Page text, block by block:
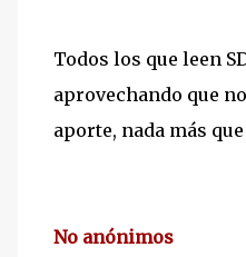
Todos los que leen
aprovechando que
aporte, nada más
No anónimos